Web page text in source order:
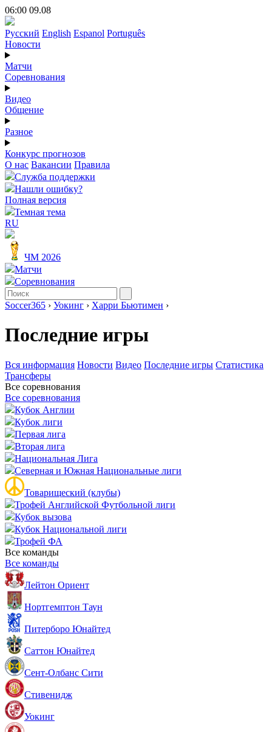
06:00 09.08
Русский English Espanol Português
Новости
Матчи
Соревнования
Видео
Общение
Разное
Конкурс прогнозов
О нас Вакансии Правила
Служба поддержки
Нашли ошибку?
Полная версия
Темная тема
RU
ЧМ 2026
Матчи
Соревнования
Soccer365 › Уокинг › Харри Бьютимен ›
Последние игры
Вся информация Новости Видео Последние игры Статистика
Трансферы
Все соревнования
Все соревнования
Кубок Англии
Кубок лиги
Первая лига
Вторая лига
Национальная Лига
Северная и Южная Национальные лиги
Товарищеский (клубы)
Трофей Английской Футбольной лиги
Кубок вызова
Кубок Национальной лиги
Трофей ФА
Все команды
Все команды
Лейтон Ориент
Нортгемптон Таун
Питерборо Юнайтед
Саттон Юнайтед
Сент-Олбанс Сити
Стивенидж
Уокинг